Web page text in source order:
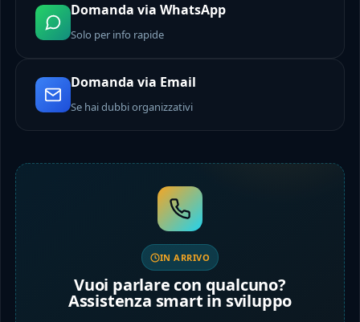
Domanda via WhatsApp
Solo per info rapide
Domanda via Email
Se hai dubbi organizzativi
IN ARRIVO
Vuoi parlare con qualcuno?
Assistenza smart in sviluppo